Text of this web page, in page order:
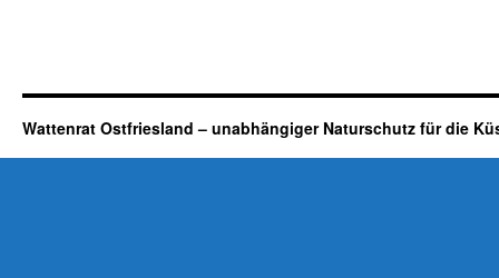
Wattenrat Ostfriesland – unabhängiger Naturschutz für die